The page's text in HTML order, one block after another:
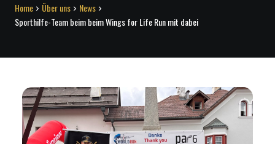
Home Über uns
News
Sporthilfe-Team beim beim Wings for Life Run mit dabei